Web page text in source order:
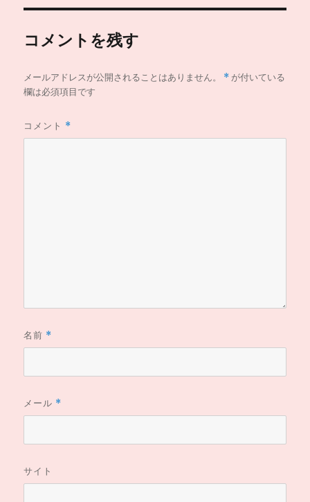
コメントを残す
メールアドレスが公開されることはありません。 * が付いている
欄は必須項目です
コメント *
名前 *
メール *
サイト